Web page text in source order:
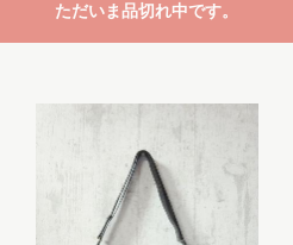
ただいま品切れ中です。